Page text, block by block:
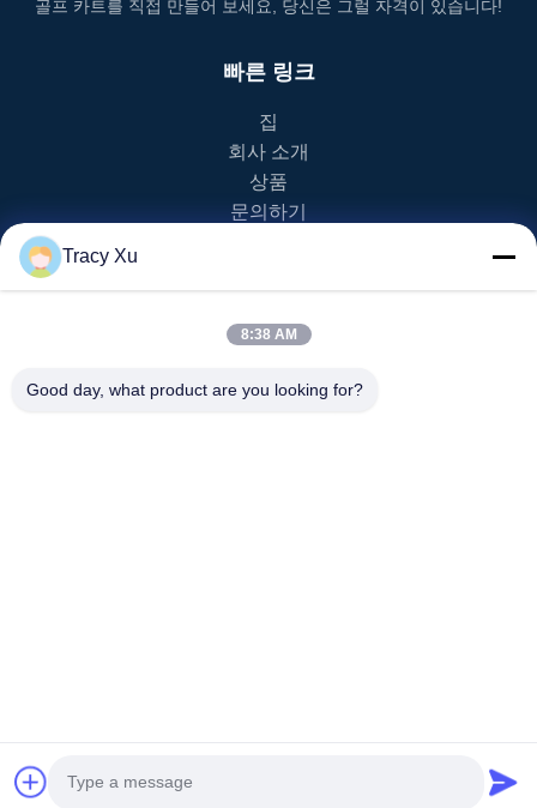
골프 카트를 직접 만들어 보세요, 당신은 그럴 자격이 있습니다!
빠른 링크
집
회사 소개
상품
문의하기
EV 골프 카트
라이스프 골프 카트
Tracy Xu
8:38 AM
Good day, what product are you looking for?